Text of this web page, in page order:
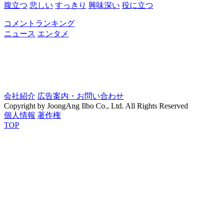
腹立つ 悲しい すっきり 興味深い 役に立つ
コメントランキング
ニュース エンタメ
会社紹介 広告案内・お問い合わせ
Copyright by JoongAng Ilbo Co., Ltd. All Rights Reserved
個人情報 著作権
TOP